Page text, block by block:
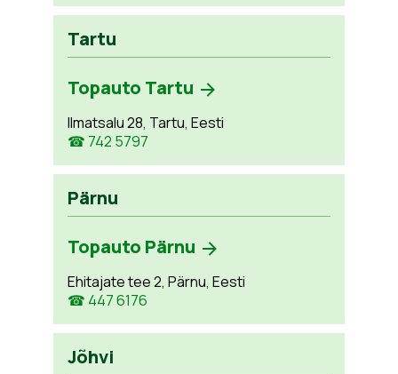
Tartu
Topauto Tartu
Ilmatsalu 28, Tartu, Eesti
☎ 742 5797
Pärnu
Topauto Pärnu
Ehitajate tee 2, Pärnu, Eesti
☎ 447 6176
Jõhvi